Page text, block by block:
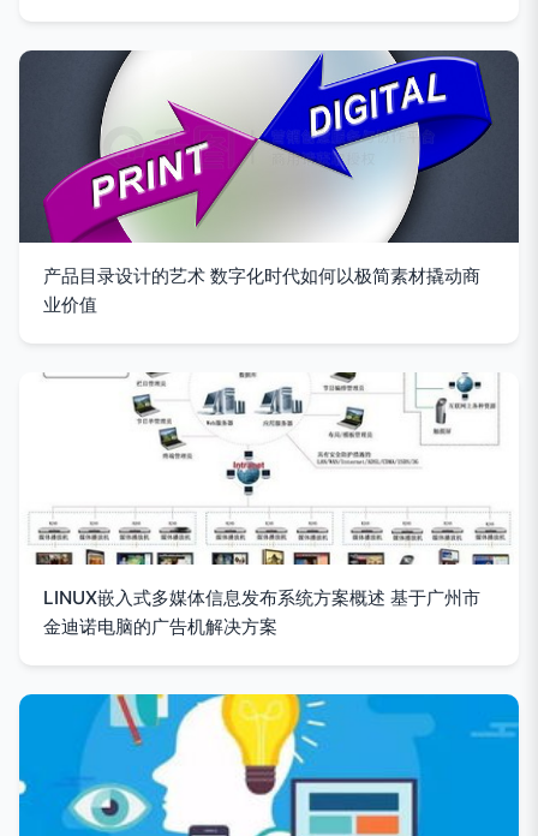
产品目录设计的艺术 数字化时代如何以极简素材撬动商
业价值
LINUX嵌入式多媒体信息发布系统方案概述 基于广州市
金迪诺电脑的广告机解决方案